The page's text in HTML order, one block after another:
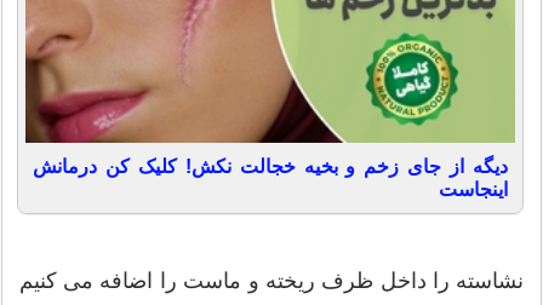
دیگه از جای زخم و بخیه خجالت نکش! کلیک کن درمانش
اینجاست
نشاسته را داخل ظرف ریخته و ماست را اضافه می کنیم